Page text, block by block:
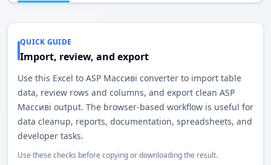
QUICK GUIDE
Import, review, and export
Use this Excel to ASP Массиві converter to import table
data, review rows and columns, and export clean ASP
Массиві output. The browser-based workflow is useful for
data cleanup, reports, documentation, spreadsheets, and
developer tasks.
Use these checks before copying or downloading the result.